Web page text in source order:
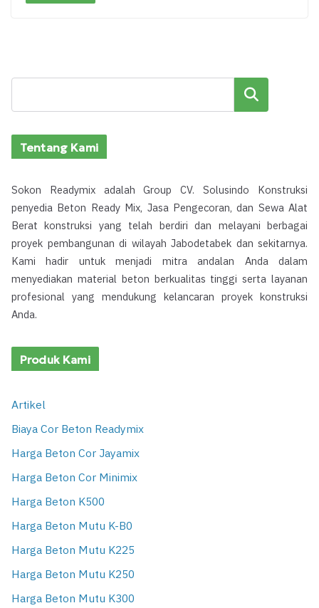
Cari
Tentang Kami
Sokon Readymix adalah Group CV. Solusindo Konstruksi
penyedia Beton Ready Mix, Jasa Pengecoran, dan Sewa Alat
Berat konstruksi yang telah berdiri dan melayani berbagai
proyek pembangunan di wilayah Jabodetabek dan sekitarnya.
Kami hadir untuk menjadi mitra andalan Anda dalam
menyediakan material beton berkualitas tinggi serta layanan
profesional yang mendukung kelancaran proyek konstruksi
Anda.
Produk Kami
Artikel
Biaya Cor Beton Readymix
Harga Beton Cor Jayamix
Harga Beton Cor Minimix
Harga Beton K500
Harga Beton Mutu K-B0
Harga Beton Mutu K225
Harga Beton Mutu K250
Harga Beton Mutu K300